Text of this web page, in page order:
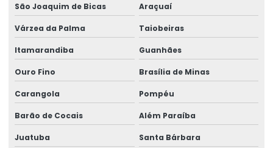
Reforma de ponte rolante em pr
Reforma de ponte rolante em rs
Reforma de ponte rolante em sc
Reforma de ponte rolante em sp
São Joaquim de Bicas Araçuaí
Várzea da Palma Taiobeiras
Itamarandiba Guanhães
Ouro Fino Brasília de Minas
Carangola Pompéu
Barão de Cocais Além Paraíba
Juatuba Santa Bárbara